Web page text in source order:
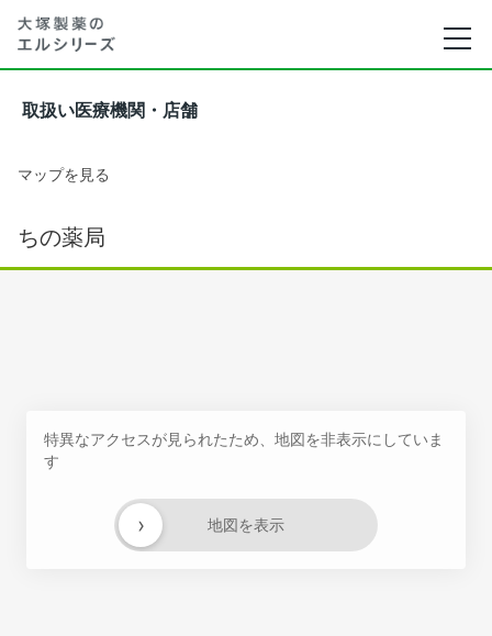
取扱い医療機関・店舗
マップを見る
ちの薬局
特異なアクセスが見られたため、地図を非表示にしていま
す
地図を表示
›